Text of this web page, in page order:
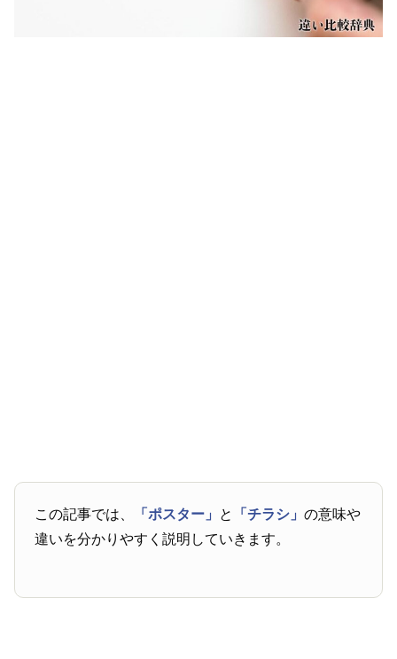
この記事では、 「ポスター」 と 「チラシ」の意味や
違いを分かりやすく説明していきます。